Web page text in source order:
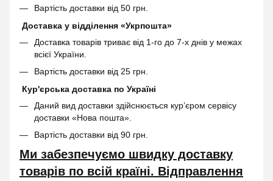
Вартість доставки від 50 грн.
Доставка у відділення «Укрпошта»
Доставка товарів триває від 1-го до 7-х днів у межах
всієї України.
Вартість доставки від 25 грн.
Кур'єрська доставка по Україні
Даний вид доставки здійснюється кур’єром сервісу
доставки «Нова пошта».
Вартість доставки від 90 грн.
Ми забезпечуємо швидку доставку
товарів по всій країні. Відправлення